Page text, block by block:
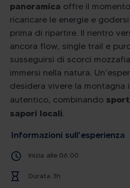
panoramica offre il
ricaricare le energie e
prima di ripartire. Il rientro
ancora flow, single trail e
susseguirsi di scorci
immersi nella natura.
desidera vivere la montagna
autentico, combinando
sapori locali.
Informazioni sull'esperienza
Inizia alle 06:00
Durata 3h